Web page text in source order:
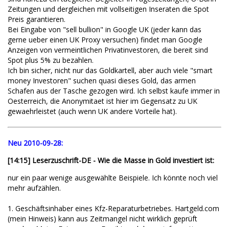
Zeitungen und dergleichen mit vollseitigen Inseraten die Spot
Preis garantieren.
Bei Eingabe von "sell bullion" in Google UK (jeder kann das
gerne ueber einen UK Proxy versuchen) findet man Google
Anzeigen von vermeintlichen Privatinvestoren, die bereit sind
Spot plus 5% zu bezahlen.
Ich bin sicher, nicht nur das Goldkartell, aber auch viele "smart
money Investoren" suchen quasi dieses Gold, das armen
Schafen aus der Tasche gezogen wird. Ich selbst kaufe immer in
Oesterreich, die Anonymitaet ist hier im Gegensatz zu UK
gewaehrleistet (auch wenn UK andere Vorteile hat).
Neu 2010-09-28:
[14:15] Leserzuschrift-DE - Wie die Masse in Gold investiert ist:
nur ein paar wenige ausgewählte Beispiele. Ich könnte noch viel
mehr aufzählen.
1. Geschäftsinhaber eines Kfz-Reparaturbetriebes. Hartgeld.com
(mein Hinweis) kann aus Zeitmangel nicht wirklich geprüft